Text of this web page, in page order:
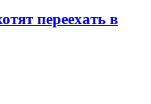
переехать в